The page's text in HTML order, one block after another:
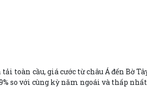
toàn cầu, giá cước từ châu Á đến Bờ
so với cùng kỳ năm ngoái và thấp